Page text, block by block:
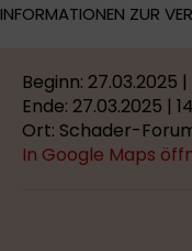
INFORMATIONEN ZUR
Beginn: 27.03.2025 |
Ende: 27.03.2025 |
Ort: Schader-
In Google Maps